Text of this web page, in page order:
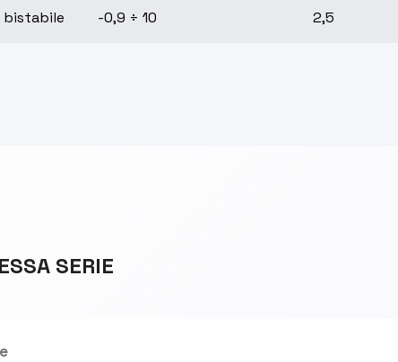
bistabile -0,9 ÷ 10 2,5
SERIE